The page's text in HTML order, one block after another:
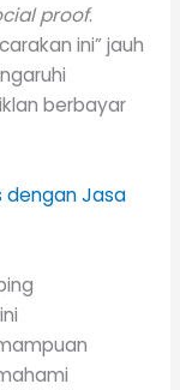
proof.
ini” jauh
berbayar
dengan Jasa